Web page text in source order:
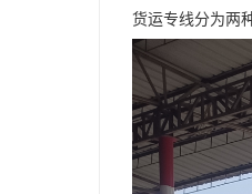
货运专线分为两